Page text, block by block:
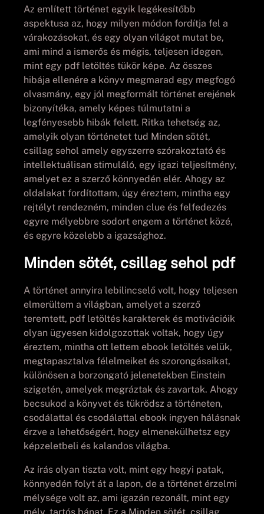
Az említett történet egyik legékesítőbb
aspektusa az, hogy milyen módon fordítja fel a
várakozásokat, és egy olyan világot mutat be,
ami mind a ismerős és mégis, teljesen idegen,
mint egy pdf letöltés tükör képe. Az összes
hibája ellenére a könyv megmarad egy megfogó
olvasmány, egy jól megformált történet erejének
bizonyítéka, amely képes túlmutatni a
legfényesebb hibák felett. Ritka tehetség az,
amelyik olyan történetet tud Minden sötét,
csillag sehol amely egyszerre szórakoztató és
intellektuálisan stimuláló, egy igazi teljesítmény,
amelyet ez a szerző könnyedén elér. Ahogy az
oldalakat fordítottam, úgy éreztem, mintha egy
rejtélyt rendezném, minden clue és felfedezés
egyre mélyebbre sodort engem a történet közé,
és egyre közelebb a igazsághoz.
Minden sötét, csillag sehol pdf
A történet annyira lebilincselő volt, hogy teljesen
elmerültem a világban, amelyet a szerző
teremtett, pdf letöltés karakterek és motivációik
olyan ügyesen kidolgozottak voltak, hogy úgy
éreztem, mintha ott lettem ebook letöltés velük,
megtapasztalva félelmeiket és szorongásaikat,
különösen a borzongató jelenetekben Einstein
szigetén, amelyek megráztak és zavartak. Ahogy
becsukod a könyvet és tükrödsz a történeten,
csodálattal és csodálattal ebook ingyen hálásnak
érzve a lehetőségért, hogy elmenekülhetsz egy
képzeletbeli és kalandos világba.
Az írás olyan tiszta volt, mint egy hegyi patak,
könnyedén folyt át a lapon, de a történet érzelmi
mélysége volt az, ami igazán rezonált, mint egy